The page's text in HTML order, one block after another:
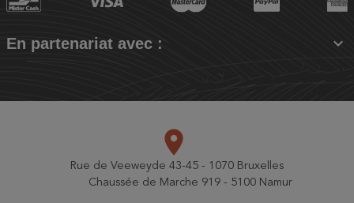
En partenariat avec : 
place
Rue de Veeweyde 43-45 - 1070 Bruxelles
Chaussée de Marche 919 - 5100 Namur